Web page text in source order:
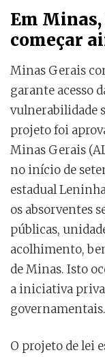
Em
começar
Minas Gerais
garante acesso
vulnerabilidade
projeto foi
Minas Gerais
no início de
estadual
os absorventes
públicas,
acolhimento,
de Minas. Isto
a iniciativa
governamentais.
O projeto de lei